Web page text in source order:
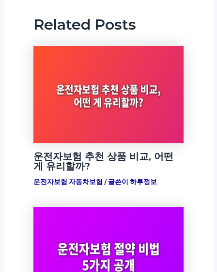
Related Posts
운전자보험 추천 상품 비교, 어떤
게 유리할까?
운전자보험 자동차보험 / 글쓴이 하루정보